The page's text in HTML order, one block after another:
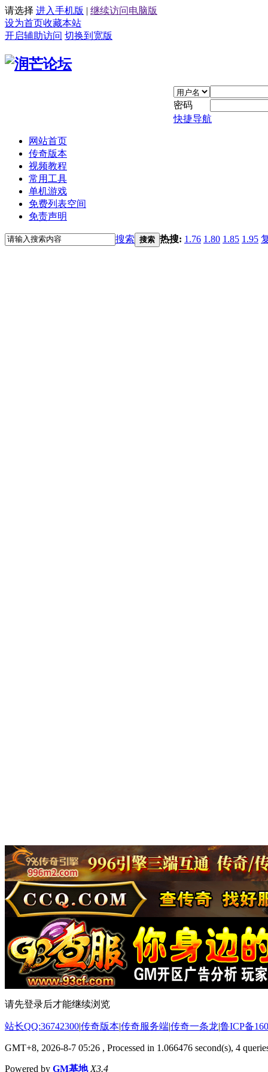
请选择 进入手机版 | 继续访问电脑版
设为首页收藏本站
开启辅助访问 切换到宽版
密码
快捷导航
网站首页
传奇版本
视频教程
常用工具
单机游戏
免费列表空间
免责声明
搜索 搜索 热搜: 1.76 1.80 1.85 1.95
请先登录后才能继续浏览
站长QQ:36742300|传奇版本|传奇服务端|传奇一条龙|鲁ICP备
GMT+8, 2026-8-7 05:26 , Processed in 1.066476 second(s), 4
Powered by GM基地 X3.4